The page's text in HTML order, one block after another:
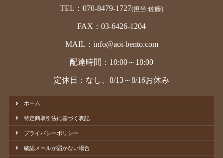
TEL：070-8479-1727(担当:佐藤)
FAX：03-6426-1204
MAIL：info@aoi-bento.com
配達時間：10:00～18:00
定休日：なし、8/13～8/16お休み
ホーム
特定商取引法に基づく表記
プライバシーポリシー
確認メールが届かない場合